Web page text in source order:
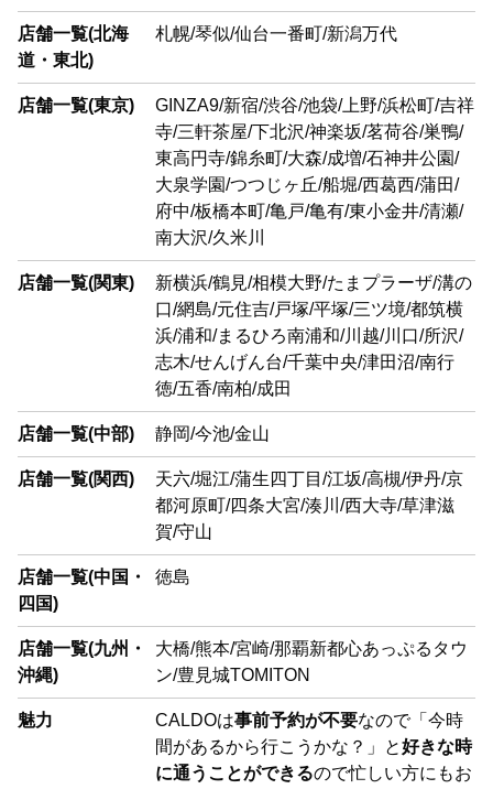
店舗一覧(北海
道・東北)
札幌/琴似/仙台一番町/新潟万代
店舗一覧(東京)
GINZA9/新宿/渋谷/池袋/上野/浜松町/吉祥
寺/三軒茶屋/下北沢/神楽坂/茗荷谷/巣鴨/
東高円寺/錦糸町/大森/成増/石神井公園/
大泉学園/つつじヶ丘/船堀/西葛西/蒲田/
府中/板橋本町/亀戸/亀有/東小金井/清瀬/
南大沢/久米川
店舗一覧(関東)
新横浜/鶴見/相模大野/たまプラーザ/溝の
口/網島/元住吉/戸塚/平塚/三ツ境/都筑横
浜/浦和/まるひろ南浦和/川越/川口/所沢/
志木/せんげん台/千葉中央/津田沼/南行
徳/五香/南柏/成田
店舗一覧(中部) 静岡/今池/金山
店舗一覧(関西)
天六/堀江/蒲生四丁目/江坂/高槻/伊丹/京
都河原町/四条大宮/湊川/西大寺/草津滋
賀/守山
店舗一覧(中国・
四国)
徳島
店舗一覧(九州・
沖縄)
大橋/熊本/宮崎/那覇新都心あっぷるタウ
ン/豊見城TOMITON
魅力 CALDOは事前予約が不要なので「今時
間があるから行こうかな？」と好きな時
に通うことができるので忙しい方にもお